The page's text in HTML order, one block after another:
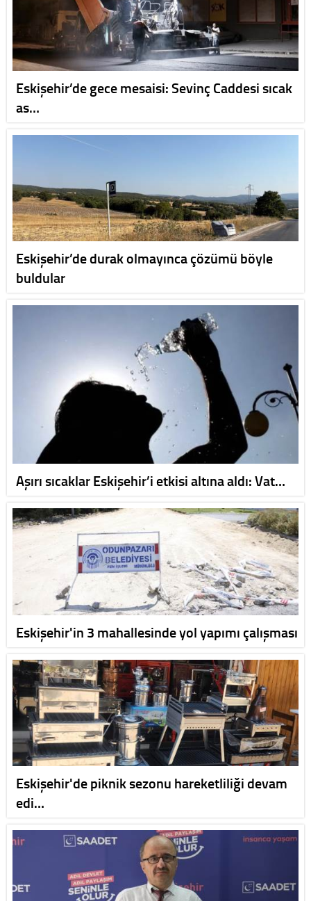
Eskişehir’de gece mesaisi: Sevinç Caddesi sıcak
as…
Eskişehir’de durak olmayınca çözümü böyle
buldular
Aşırı sıcaklar Eskişehir’i etkisi altına aldı: Vat…
Eskişehir'in 3 mahallesinde yol yapımı çalışması
Eskişehir'de piknik sezonu hareketliliği devam
edi…